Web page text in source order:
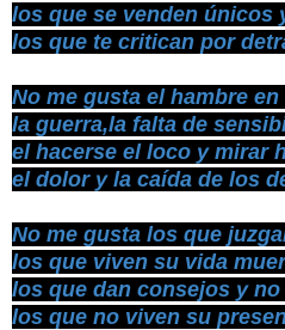
los que se venden únicos
los que te critican por
No me gusta el hambre
la guerra,la falta de
el hacerse el loco y mirar
el dolor y la caída de los
No me gusta los que
los que viven su vida
los que dan consejos y
los que no viven su